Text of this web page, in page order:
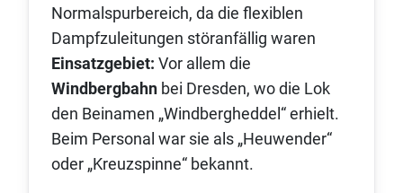
Normalspurbereich, da die flexiblen
Dampfzuleitungen störanfällig waren
Einsatzgebiet: Vor allem die
Windbergbahn bei Dresden, wo die Lok
den Beinamen „Windbergheddel“ erhielt.
Beim Personal war sie als „Heuwender“
oder „Kreuzspinne“ bekannt.